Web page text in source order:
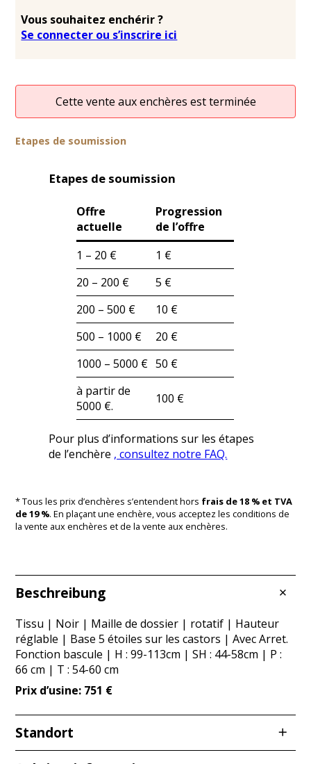
Vous souhaitez enchérir ?
Se connecter ou s’inscrire ici
Cette vente aux enchères est terminée
Etapes de soumission
Etapes de soumission
Offre
actuelle
Progression
de l’offre
1 – 20 €
1 €
20 – 200 €
5 €
200 – 500 €
10 €
500 – 1000 €
20 €
1000 – 5000 € 50 €
à partir de
5000 €.
100 €
Pour plus d’informations sur les étapes
de l’enchère , consultez notre FAQ.
* Tous les prix d’enchères s’entendent hors frais de 18 % et TVA
de 19 %. En plaçant une enchère, vous acceptez les conditions de
la vente aux enchères et de la vente aux enchères.
Beschreibung
Tissu | Noir | Maille de dossier | rotatif | Hauteur
réglable | Base 5 étoiles sur les castors | Avec Arret.
Fonction bascule | H : 99-113cm | SH : 44-58cm | P :
66 cm | T : 54-60 cm
Prix d’usine: 751 €
Standort